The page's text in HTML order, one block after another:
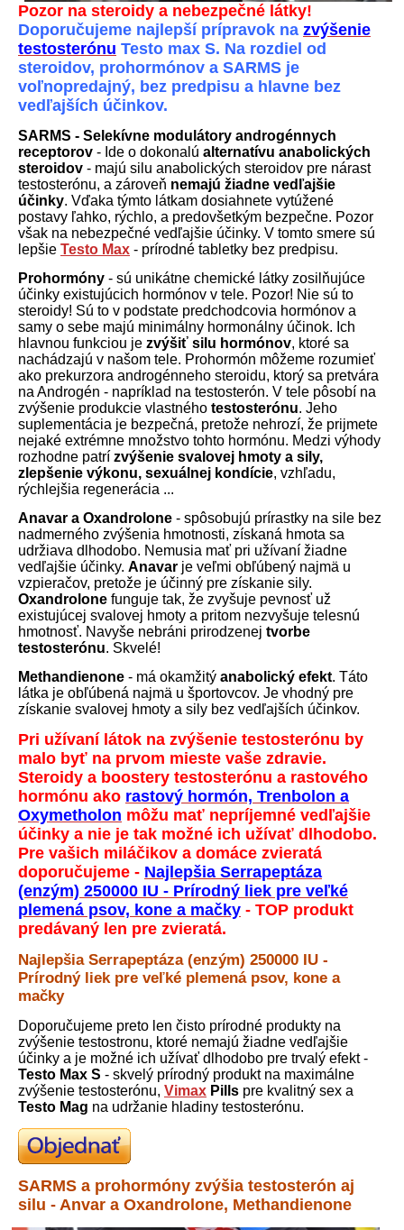
Pozor na steroidy a nebezpečné látky!
Doporučujeme najlepší prípravok na zvýšenie
testosterónu Testo max S. Na rozdiel od
steroidov, prohormónov a SARMS je
voľnopredajný, bez predpisu a hlavne bez
vedľajších účinkov.
SARMS - Selekívne modulátory androgénnych
receptorov - Ide o dokonalú alternatívu anabolických
steroidov - majú silu anabolických steroidov pre nárast
testosterónu, a zároveň nemajú žiadne vedľajšie
účinky. Vďaka týmto látkam dosiahnete vytúžené
postavy ľahko, rýchlo, a predovšetkým bezpečne. Pozor
však na nebezpečné vedľajšie účinky. V tomto smere sú
lepšie Testo Max - prírodné tabletky bez predpisu.
Prohormóny - sú unikátne chemické látky zosilňujúce
účinky existujúcich hormónov v tele. Pozor! Nie sú to
steroidy! Sú to v podstate predchodcovia hormónov a
samy o sebe majú minimálny hormonálny účinok. Ich
hlavnou funkciou je zvýšiť silu hormónov, ktoré sa
nachádzajú v našom tele. Prohormón môžeme rozumieť
ako prekurzora androgénneho steroidu, ktorý sa pretvára
na Androgén - napríklad na testosterón. V tele pôsobí na
zvýšenie produkcie vlastného testosterónu. Jeho
suplementácia je bezpečná, pretože nehrozí, že prijmete
nejaké extrémne množstvo tohto hormónu. Medzi výhody
rozhodne patrí zvýšenie svalovej hmoty a sily,
zlepšenie výkonu, sexuálnej kondície, vzhľadu,
rýchlejšia regenerácia ...
Anavar a Oxandrolone - spôsobujú prírastky na sile bez
nadmerného zvýšenia hmotnosti, získaná hmota sa
udržiava dlhodobo. Nemusia mať pri užívaní žiadne
vedľajšie účinky. Anavar je veľmi obľúbený najmä u
vzpieračov, pretože je účinný pre získanie sily.
Oxandrolone funguje tak, že zvyšuje pevnosť už
existujúcej svalovej hmoty a pritom nezvyšuje telesnú
hmotnosť. Navyše nebráni prirodzenej tvorbe
testosterónu. Skvelé!
Methandienone - má okamžitý anabolický efekt. Táto
látka je obľúbená najmä u športovcov. Je vhodný pre
získanie svalovej hmoty a sily bez vedľajších účinkov.
Pri užívaní látok na zvýšenie testosterónu by
malo byť na prvom mieste vaše zdravie.
Steroidy a boostery testosterónu a rastového
hormónu ako rastový hormón, Trenbolon a
Oxymetholon môžu mať nepríjemné vedľajšie
účinky a nie je tak možné ich užívať dlhodobo.
Pre vašich miláčikov a domáce zvieratá
doporučujeme - Najlepšia Serrapeptáza
(enzým) 250000 IU - Prírodný liek pre veľké
plemená psov, kone a mačky - TOP produkt
predávaný len pre zvieratá.
Najlepšia Serrapeptáza (enzým) 250000 IU -
Prírodný liek pre veľké plemená psov, kone a
mačky
Doporučujeme preto len čisto prírodné produkty na
zvýšenie testostronu, ktoré nemajú žiadne vedľajšie
účinky a je možné ich užívať dlhodobo pre trvalý efekt -
Testo Max S - skvelý prírodný produkt na maximálne
zvýšenie testosterónu, Vimax Pills pre kvalitný sex a
Testo Mag na udržanie hladiny testosterónu.
SARMS a prohormóny zvýšia testosterón aj
silu - Anvar a Oxandrolone, Methandienone